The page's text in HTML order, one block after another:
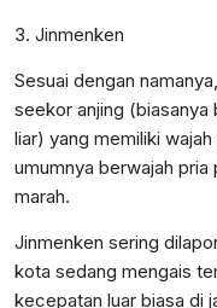
3. Jinmenken
Sesuai dengan
seekor anjing (biasanya
liar) yang memiliki
umumnya berwajah pria
marah.
Jinmenken sering
kota sedang mengais
kecepatan luar biasa di